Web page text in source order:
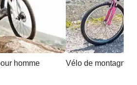
homme Vélo de montagne